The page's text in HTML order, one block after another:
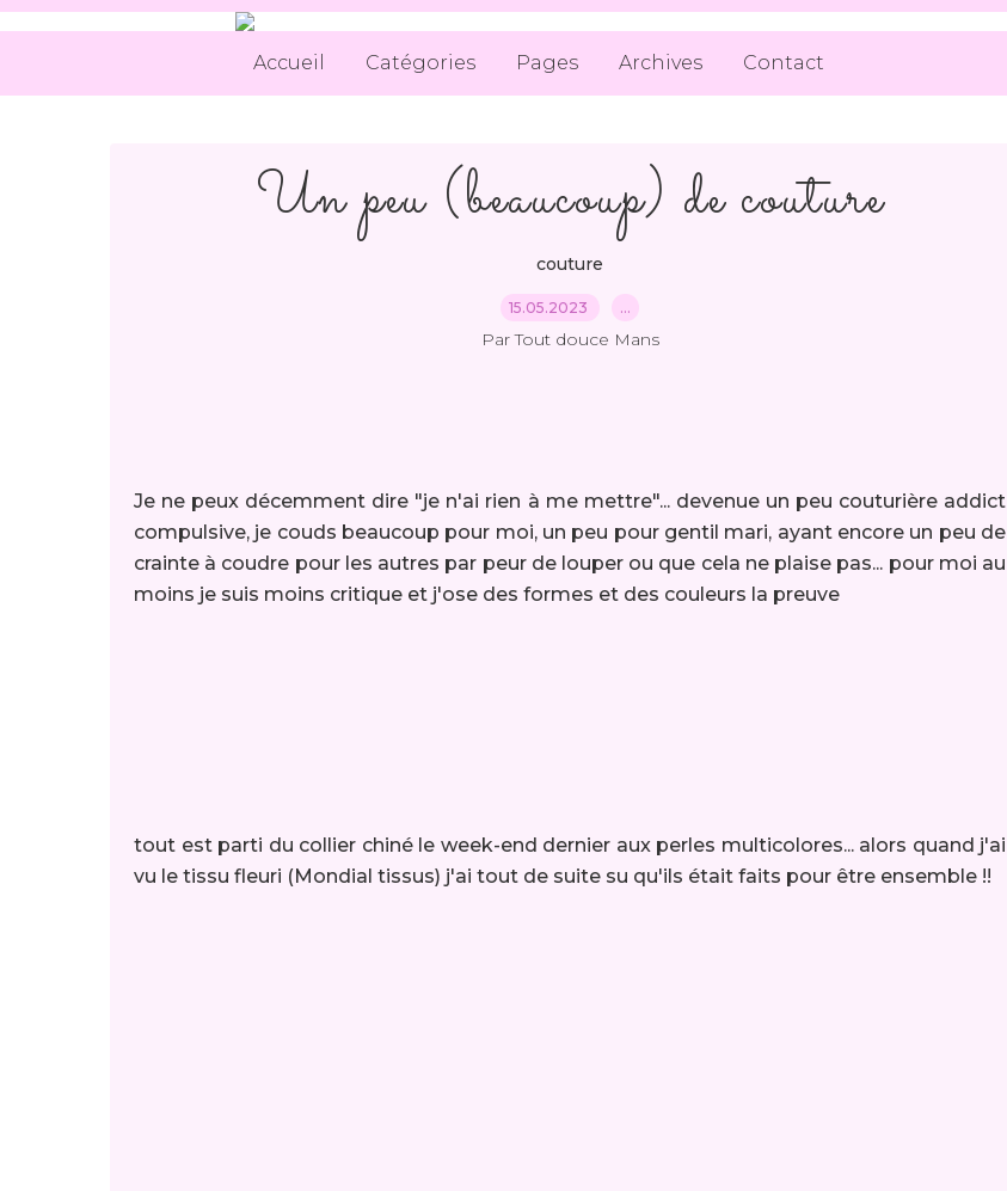
Accueil Catégories Pages Archives Contact
Un peu (beaucoup) de couture
couture
15.05.2023 …
Par Tout douce Mans
Je ne peux décemment dire "je n'ai rien à me mettre"... devenue un peu couturière addict
compulsive, je couds beaucoup pour moi, un peu pour gentil mari, ayant encore un peu de
crainte à coudre pour les autres par peur de louper ou que cela ne plaise pas... pour moi au
moins je suis moins critique et j'ose des formes et des couleurs la preuve
tout est parti du collier chiné le week-end dernier aux perles multicolores... alors quand j'ai
vu le tissu fleuri (Mondial tissus) j'ai tout de suite su qu'ils était faits pour être ensemble !!